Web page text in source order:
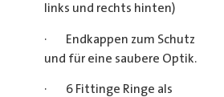
links und rechts hinten)
· Endkappen zum Schutz
und für eine saubere Optik.
· 6 Fittinge Ringe als